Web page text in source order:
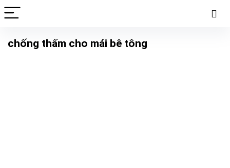
chống thấm cho mái bê tông